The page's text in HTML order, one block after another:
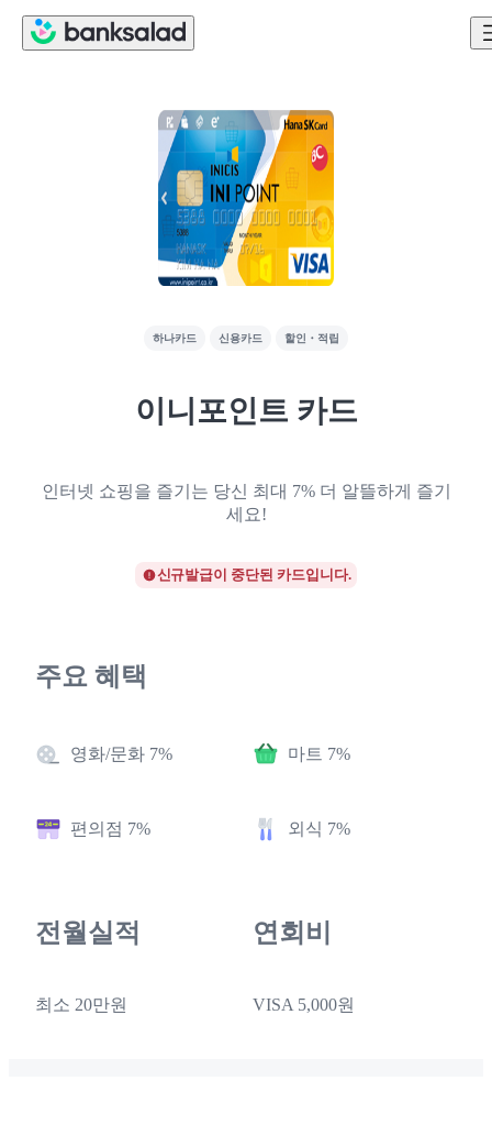
하나카드 신용카드 할인・적립
이니포인트 카드
인터넷 쇼핑을 즐기는 당신 최대 7% 더 알뜰하게 즐기
세요!
신규발급이 중단된 카드입니다.
주요 혜택
영화/문화 7% 마트 7%
편의점 7% 외식 7%
전월실적
최소 20만원
연회비
VISA 5,000원